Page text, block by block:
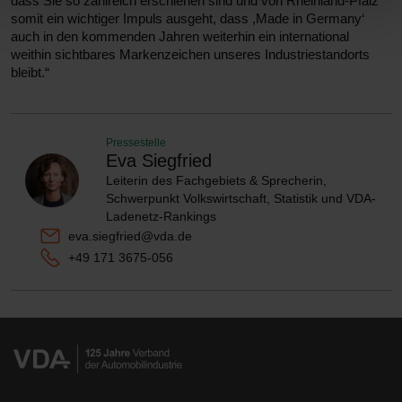
somit ein wichtiger Impuls ausgeht, dass ,Made in Germany‘
auch in den kommenden Jahren weiterhin ein international
weithin sichtbares Markenzeichen unseres Industriestandorts
bleibt.“
Pressestelle
Eva Siegfried
Leiterin des Fachgebiets & Sprecherin,
Schwerpunkt Volkswirtschaft, Statistik und VDA-
Ladenetz-Rankings
eva.siegfried@vda.de
+49 171 3675-056